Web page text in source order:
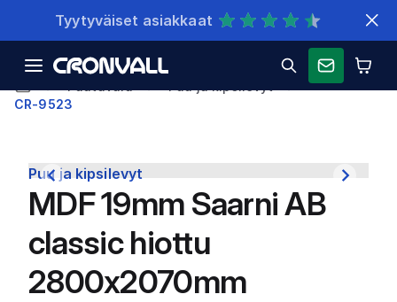
Nopeat toimitukset
CR-9523
Puu ja kipsilevyt
MDF 19mm Saarni AB
classic hiottu
2800x2070mm